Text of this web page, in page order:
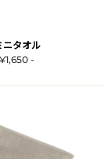
ニタオル
¥1,650 -